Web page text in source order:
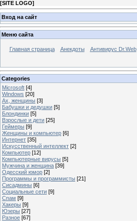
[SITE LOGO]
Вход на сайт
Меню сайта
Главная страница Анекдоты Антивирус Dr.Web
Categories
Microsoft [4]
Windows [20]
Ах, женщины [3]
Бабушки и дедушки [5]
Блондинки [5]
Взрослые и дети [25]
Геймеры [9]
Женщины и компьютер [6]
Интернет [35]
Искусственный интеллект [2]
Компьютер [12]
Компьютерные вирусы [5]
Мужчина и женщина [39]
Одесский юмор [2]
Программы и программисты [21]
Сисадмины [6]
Социальные сети [9]
Спам [9]
Хакеры [9]
Юзеры [27]
Разное [67]